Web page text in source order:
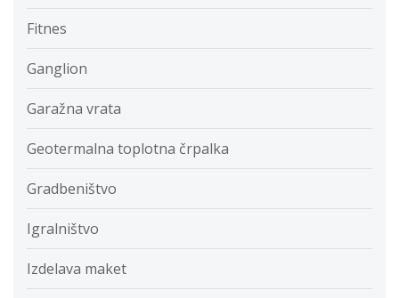
Fitnes
Ganglion
Garažna vrata
Geotermalna toplotna črpalka
Gradbeništvo
Igralništvo
Izdelava maket